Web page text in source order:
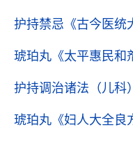
护持禁忌 《古今医统
琥珀丸 《太平惠民和
护持调治诸法（儿科）
琥珀丸 《妇人大全良